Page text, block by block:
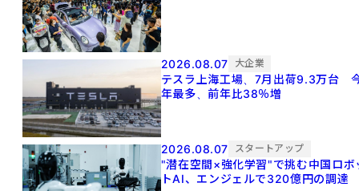
2026.08.07 大企業
テスラ上海工場、7月出荷9.3万台
年最多、前年比38％増
2026.08.07 スタートアップ
"潜在空間×強化学習"で挑む中国ロボ
トAI、エンジェルで320億円の調達